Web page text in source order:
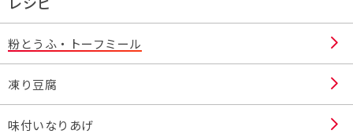
粉とうふ・トーフミール
凍り豆腐
味付いなりあげ